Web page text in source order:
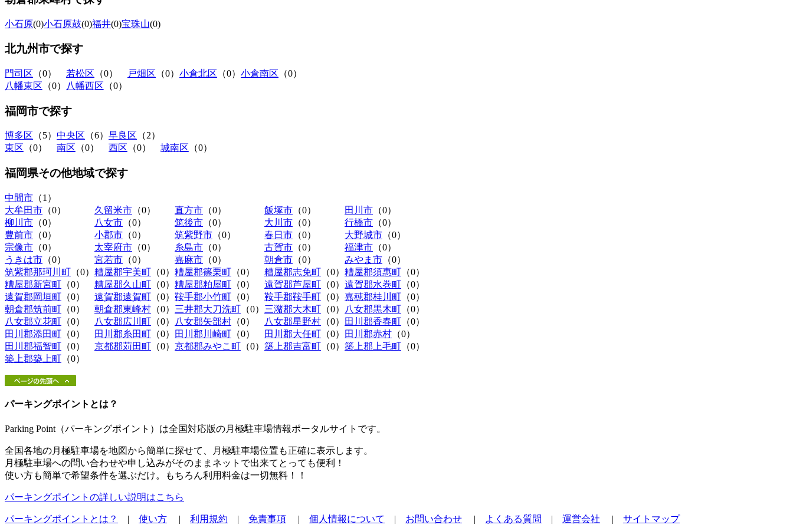
小石原(0)小石原鼓(0)福井(0)宝珠山(0)
北九州市で探す
門司区 （0） 若松区 （0） 戸畑区 （0） 小倉北区 （0） 小倉南区 （0）
八幡東区 （0） 八幡西区 （0）
福岡市で探す
博多区 （5） 中央区 （6） 早良区 （2）
東区 （0） 南区 （0） 西区 （0） 城南区 （0）
福岡県その他地域で探す
中間市 （1）
大牟田市 （0） 久留米市 （0） 直方市 （0） 飯塚市 （0） 田川市 （0）
柳川市 （0） 八女市 （0） 筑後市 （0） 大川市 （0） 行橋市 （0）
豊前市 （0） 小郡市 （0） 筑紫野市 （0） 春日市 （0） 大野城市 （0）
宗像市 （0） 太宰府市 （0） 糸島市 （0） 古賀市 （0） 福津市 （0）
うきは市 （0） 宮若市 （0） 嘉麻市 （0） 朝倉市 （0） みやま市 （0）
筑紫郡那珂川町 （0） 糟屋郡宇美町 （0） 糟屋郡篠栗町 （0） 糟屋郡志免町 （0） 糟屋郡須惠町 （0）
糟屋郡新宮町 （0） 糟屋郡久山町 （0） 糟屋郡粕屋町 （0） 遠賀郡芦屋町 （0） 遠賀郡水巻町 （0）
遠賀郡岡垣町 （0） 遠賀郡遠賀町 （0） 鞍手郡小竹町 （0） 鞍手郡鞍手町 （0） 嘉穂郡桂川町 （0）
朝倉郡筑前町 （0） 朝倉郡東峰村 （0） 三井郡大刀洗町 （0） 三潴郡大木町 （0） 八女郡黒木町 （0）
八女郡立花町 （0） 八女郡広川町 （0） 八女郡矢部村 （0） 八女郡星野村 （0） 田川郡香春町 （0）
田川郡添田町 （0） 田川郡糸田町 （0） 田川郡川崎町 （0） 田川郡大任町 （0） 田川郡赤村 （0）
田川郡福智町 （0） 京都郡苅田町 （0） 京都郡みやこ町 （0） 築上郡吉富町 （0） 築上郡上毛町 （0）
築上郡築上町 （0）
パーキングポイントとは？
Parking Point（パーキングポイント）は全国対応版の月極駐車場情報ポータルサイトです。
全国各地の月極駐車場を地図から簡単に探せて、月極駐車場位置も正確に表示します。
月極駐車場への問い合わせや申し込みがそのままネットで出来てとっても便利！
使い方も簡単で希望条件を選ぶだけ。もちろん利用料金は一切無料！！
パーキングポイントの詳しい説明はこちら
パーキングポイントとは？ | 使い方 | 利用規約 | 免責事項 | 個人情報について | お問い合わせ | よくある質問 | 運営会社 | サイトマップ